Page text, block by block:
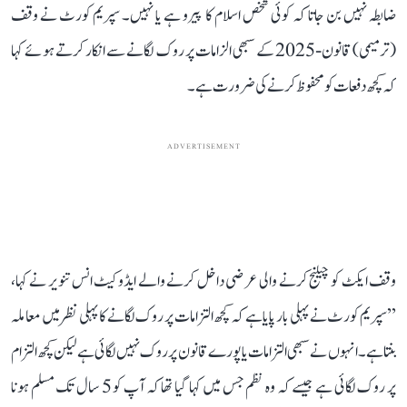
ضابطہ نہیں بن جاتا کہ کوئی شخص اسلام کا پیرو ہے یا نہیں۔ سپریم کورٹ نے وقف
(ترمیمی) قانون-2025 کے سبھی الزامات پر روک لگانے سے انکار کرتے ہوئے کہا
کہ کچھ دفعات کو محفوظ کرنے کی ضرورت ہے۔
ADVERTISEMENT
وقف ایکٹ کو چیلنج کرنے والی عرضی داخل کرنے والے ایڈوکیٹ انس تنویر نے کہا،
’’سپریم کورٹ نے پہلی بار پایا ہے کہ کچھ التزامات پر روک لگانے کا پہلی نظر میں معاملہ
بنتا ہے۔ انہوں نے سبھی التزامات یا پورے قانون پر روک نہیں لگائی ہے لیکن کچھ التزام
پر روک لگائی ہے جیسے کہ وہ نظم جس میں کہا گیا تھا کہ آپ کو 5 سال تک مسلم ہونا